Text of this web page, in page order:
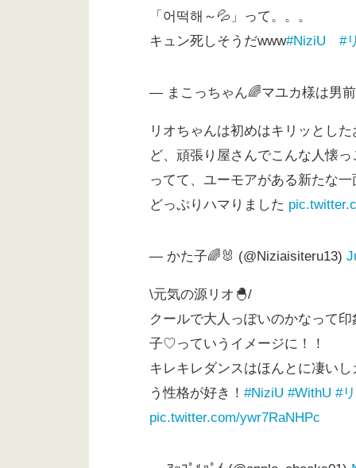
「어떡해～💦」って。。。
キュン死しそうだwww#NiziU #
— まこっちゃん🌈マユカ様は男
リオちゃんは初めはキリッとし
ど、頑張り屋さんでこんな人懐
ってて、ユーモアがある新たな
どっぷりハマりました
— かた子🌈🐰 (@Niziaisiteru13)
\元気の源リオ🐣/
クールで大人っぽいのかなって
子♡っていうイメージに！！
キレキレダンスはほんとに凄い
う性格が好き！ #NiziU #WithU #
pic.twitter.com/ywr7RaNHPc